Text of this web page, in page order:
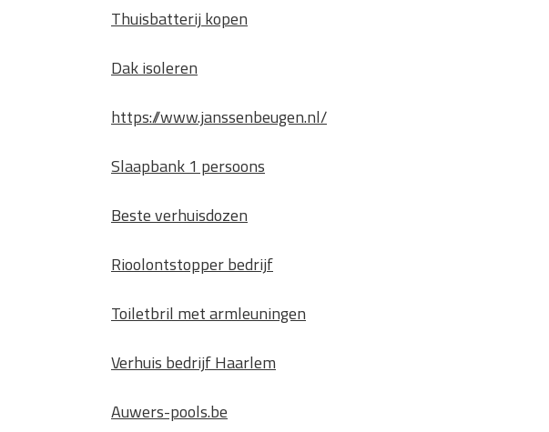
Thuisbatterij kopen
Dak isoleren
https://www.janssenbeugen.nl/
Slaapbank 1 persoons
Beste verhuisdozen
Rioolontstopper bedrijf
Toiletbril met armleuningen
Verhuis bedrijf Haarlem
Auwers-pools.be